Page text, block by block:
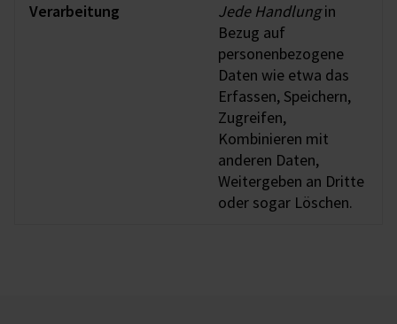
Verarbeitung Jede Handlungin
Bezug auf
personenbezogene
Daten wie etwa das
Erfassen, Speichern,
Zugreifen,
Kombinieren mit
anderen Daten,
Weitergeben an Dritte
oder sogar Löschen.